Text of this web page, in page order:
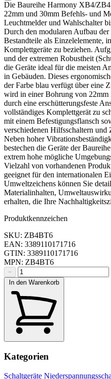
Die Baureihe Harmony XB4/
22mm und 30mm Befehls- und
Leuchtmelder und Wahlschalter
Durch den modularen Aufbau
Bestandteile als Einzelelemente,
Komplettgeräte zu beziehen.
und der extremen Robustheit
die Geräte ideal für die meisten
in Gebäuden. Dieses
der Farbe blau verfügt über eine
wird in einer Bohrung von
durch eine erschütterungsfeste
vollständiges Komplettgerät zu
mit einem Befestigungsflansch
verschiedenen Hilfsschaltern
Neben hoher
bestechen die Geräte der
extrem hohe mögliche
Vielzahl von vorhandenen
geeignet für den internationalen
Umweltzeichens können Sie
Materialinhalten,
erhalten, die Ihre
Produktkennzeichen
SKU: ZB4BT6
EAN: 3389110171716
GTIN: 3389110171716
MPN: ZB4BT6
−
In den Warenkorb
Kategorien
Schaltgeräte